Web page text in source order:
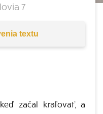
7
textu
začal kraľovať, a